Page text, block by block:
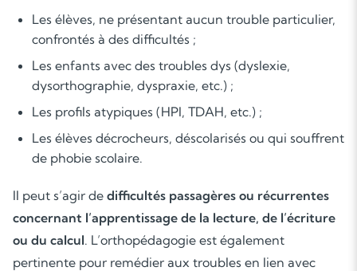
Les élèves, ne présentant aucun trouble particulier,
confrontés à des difficultés ;
Les enfants avec des troubles dys (dyslexie,
dysorthographie, dyspraxie, etc.) ;
Les profils atypiques (HPI, TDAH, etc.) ;
Les élèves décrocheurs, déscolarisés ou qui souffrent
de phobie scolaire.
Il peut s’agir de difficultés passagères ou récurrentes
concernant l’apprentissage de la lecture, de l’écriture
ou du calcul. L’orthopédagogie est également
pertinente pour remédier aux troubles en lien avec
Soutien scolaire
Cours de musique